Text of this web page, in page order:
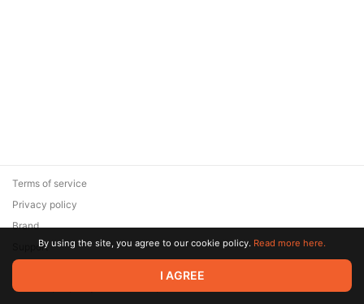
© 2026 Zaya Solutions Limited. All rights reserved. All trademarks
are the property of their respective owners.
Terms of service
Privacy policy
Brand
SupportBy using the site, you agree to our cookie policy. Read more here.
I AGREE